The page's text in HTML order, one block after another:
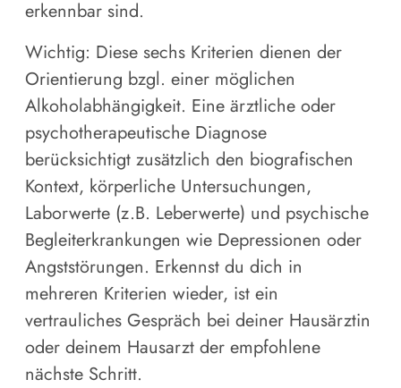
erkennbar sind.
Wichtig: Diese sechs Kriterien dienen der
Orientierung bzgl. einer möglichen
Alkoholabhängigkeit. Eine ärztliche oder
psychotherapeutische Diagnose
berücksichtigt zusätzlich den biografischen
Kontext, körperliche Untersuchungen,
Laborwerte (z.B. Leberwerte) und psychische
Begleiterkrankungen wie Depressionen oder
Angststörungen. Erkennst du dich in
mehreren Kriterien wieder, ist ein
vertrauliches Gespräch bei deiner Hausärztin
oder deinem Hausarzt der empfohlene
nächste Schritt.